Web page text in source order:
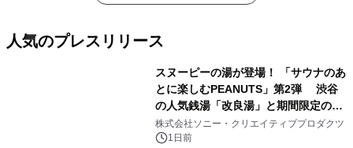
人気のプレスリリース
スヌーピーの湯が登場！ 「サウナのあ
とに楽しむPEANUTS」第2弾 渋谷
の人気銭湯「改良湯」と期間限定のコ
ラボレーション サウナイキタイコラ
ボグッズも発売決定！
株式会社ソニー・クリエイティブプロダクツ
1日前